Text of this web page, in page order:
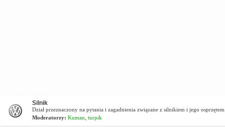
Silnik
Dział przeznaczony na pytania i zagadnienia związane z silnikiem i jego
Moderatorzy: Kuman turpik